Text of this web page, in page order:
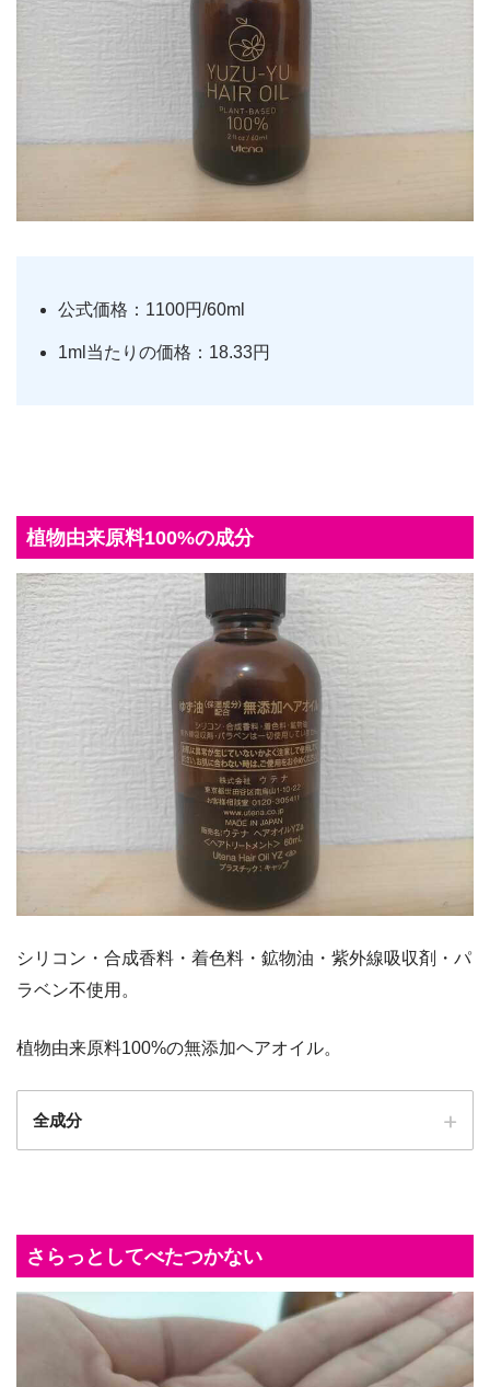
公式価格：1100円/60ml
1ml当たりの価格：18.33円
植物由来原料100%の成分
シリコン・合成香料・着色料・鉱物油・紫外線吸収剤・パ
ラベン不使用。
植物由来原料100%の無添加ヘアオイル。
全成分
さらっとしてべたつかない